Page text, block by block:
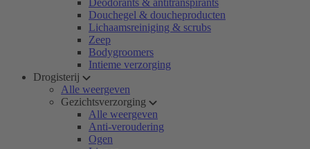
Deodorants & antitranspirants
Douchegel & doucheproducten
Lichaamsreiniging & scrubs
Zeep
Bodygroomers
Intieme verzorging
Drogisterij
Alle weergeven
Gezichtsverzorging
Alle weergeven
Anti-veroudering
Ogen